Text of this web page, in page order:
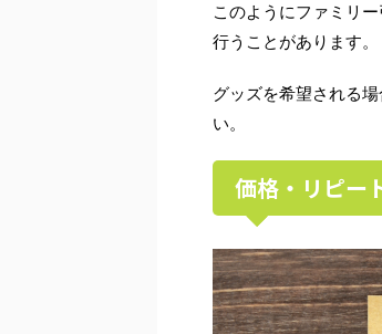
このようにファミリ
行うことがあります。
グッズを希望される
い。
価格・リピー